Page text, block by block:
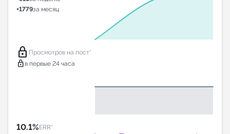
+1779за месяц
lock Просмотров на пост*
lock в первые 24 часа
10.1%ERR*